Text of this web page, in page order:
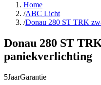
Home
/ABC Licht
/Donau 280 ST TRK
Donau 280 ST
paniekverlichting
5JaarGarantie